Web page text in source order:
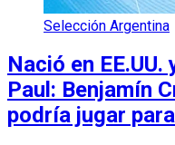
Selección Argentina
Nació en
Paul: Benjamín
podría jugar